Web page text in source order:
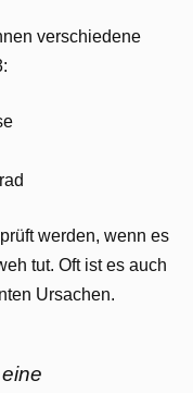
verschiedene
werden, wenn es
tut. Oft ist es auch
Ursachen.